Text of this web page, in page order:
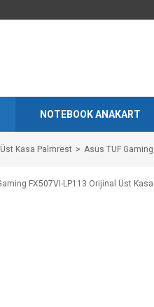
NOTEBOOK ANAKART
Üst Kasa Palmrest Asus TUF